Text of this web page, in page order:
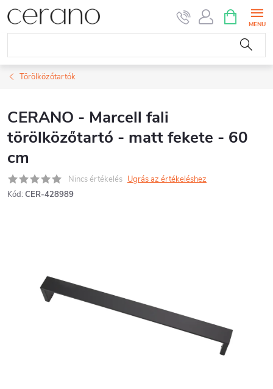
Ugrás
KOSÁR
Törölközőtartók
CERANO - Marcell fali
törölközőtartó - matt fekete - 60
cm
Nincs értékelés Ugrás az értékeléshez
Kód: CER-428989